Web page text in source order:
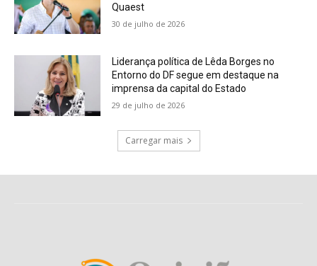
Quaest
30 de julho de 2026
Liderança política de Lêda Borges no
Entorno do DF segue em destaque na
imprensa da capital do Estado
29 de julho de 2026
Carregar mais